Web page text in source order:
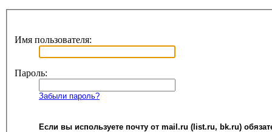
Имя пользователя:
Пароль:
Забыли пароль?
Если вы используете почту от mail.ru (list.ru, bk.ru)